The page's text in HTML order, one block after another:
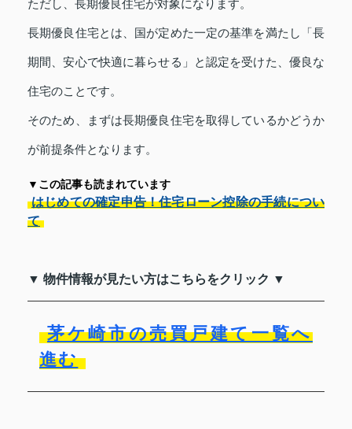
ただし、長期優良住宅が対象になります。
長期優良住宅とは、国が定めた一定の基準を満たし「長
期間、安心で快適に暮らせる」と認定を受けた、優良な
住宅のことです。
そのため、まずは長期優良住宅を取得しているかどうか
が前提条件となります。
▼この記事も読まれています
はじめての確定申告！住宅ローン控除の手続につい
て
▼ 物件情報が見たい方はこちらをクリック ▼
茅ケ崎市の売買戸建て一覧へ
進む